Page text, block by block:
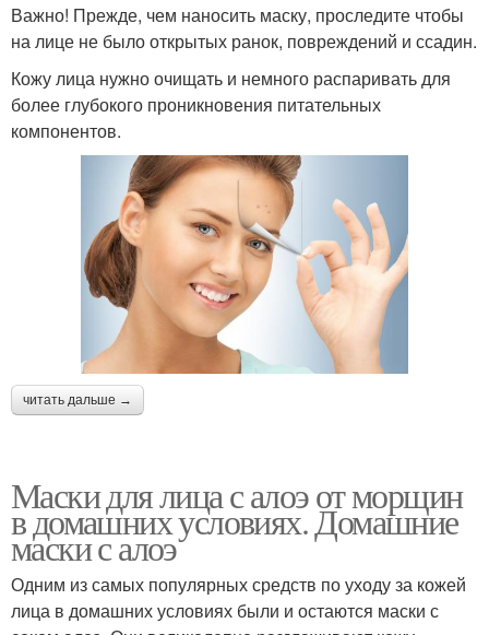
Важно! Прежде, чем наносить маску, проследите чтобы
на лице не было открытых ранок, повреждений и ссадин.
Кожу лица нужно очищать и немного распаривать для
более глубокого проникновения питательных
компонентов.
читать дальше →
Маски для лица с алоэ от морщин
в домашних условиях. Домашние
маски с алоэ
Одним из самых популярных средств по уходу за кожей
лица в домашних условиях были и остаются маски с